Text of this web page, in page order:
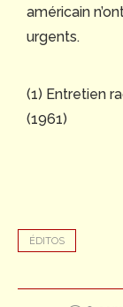
américain
urgents.
(1) Entretien
(1961)
ÉDITOS